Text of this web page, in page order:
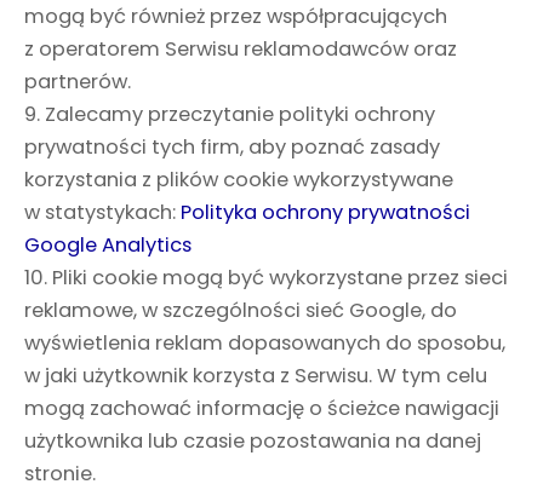
mogą być również przez współpracujących
z operatorem Serwisu reklamodawców oraz
partnerów.
9. Zalecamy przeczytanie polityki ochrony
prywatności tych firm, aby poznać zasady
korzystania z plików cookie wykorzystywane
w statystykach: Polityka ochrony prywatności
Google Analytics
10. Pliki cookie mogą być wykorzystane przez sieci
reklamowe, w szczególności sieć Google, do
wyświetlenia reklam dopasowanych do sposobu,
w jaki użytkownik korzysta z Serwisu. W tym celu
mogą zachować informację o ścieżce nawigacji
użytkownika lub czasie pozostawania na danej
stronie.